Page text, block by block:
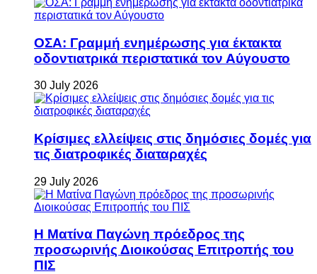
ΟΣΑ: Γραμμή ενημέρωσης για έκτακτα
οδοντιατρικά περιστατικά τον Αύγουστο
30 July 2026
Κρίσιμες ελλείψεις στις δημόσιες δομές για
τις διατροφικές διαταραχές
29 July 2026
Η Ματίνα Παγώνη πρόεδρος της
προσωρινής Διοικούσας Επιτροπής του
ΠΙΣ